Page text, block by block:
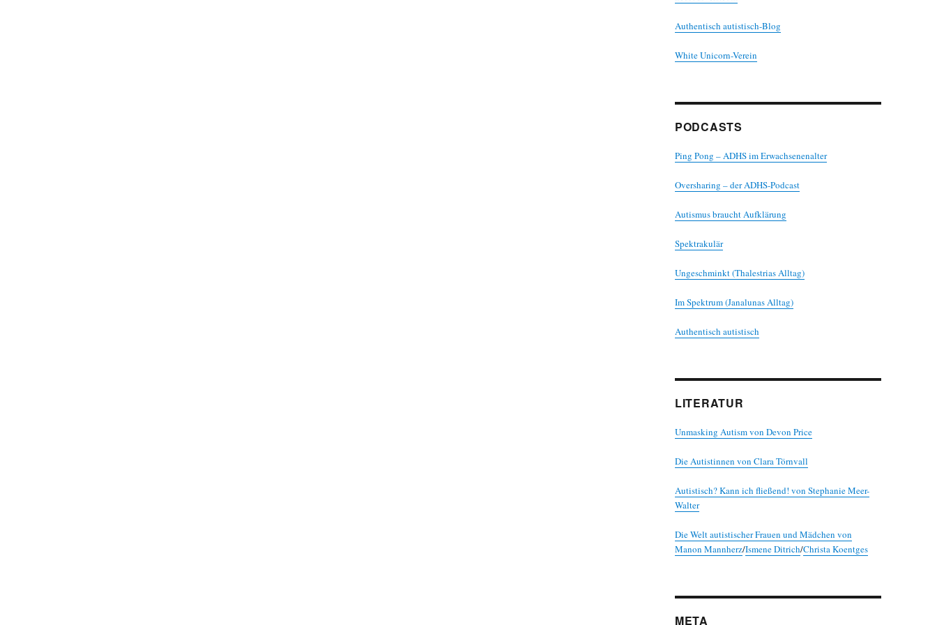
Authentisch autistisch-Blog
White Unicorn-Verein
PODCASTS
Ping Pong – ADHS im Erwachsenenalter
Oversharing – der ADHS-Podcast
Autismus braucht Aufklärung
Spektrakulär
Ungeschminkt (Thalestrias Alltag)
Im Spektrum (Janalunas Alltag)
Authentisch autistisch
LITERATUR
Unmasking Autism von Devon Price
Die Autistinnen von Clara Törnvall
Autistisch? Kann ich fließend! von Stephanie Meer-
Walter
Die Welt autistischer Frauen und Mädchen von
Manon Mannherz/Ismene Ditrich/Christa Koentges
META